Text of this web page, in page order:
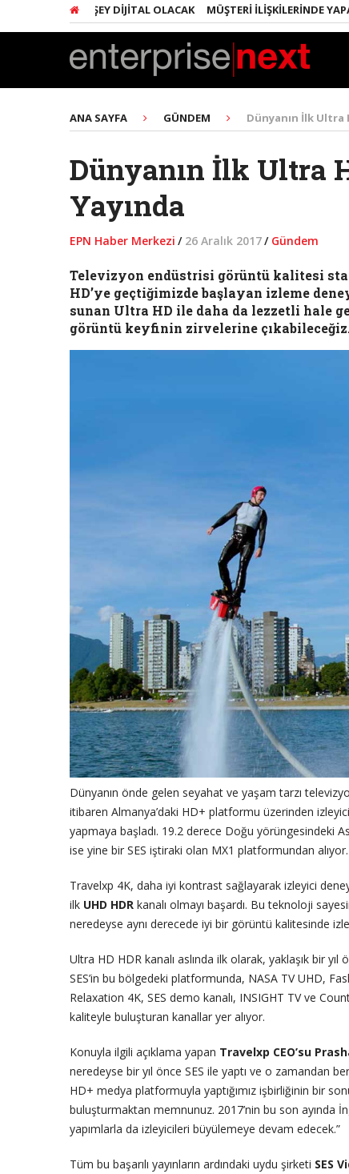
HER ŞEY DIJITAL OLACAK MÜŞTERI İLIŞKILERINDE YAPAY
ANA SAYFA GÜNDEM Dünyanın İlk Ultra
Dünyanın İlk Ultra
Yayında
EPN Haber Merkezi / 26 Aralık 2017/ Gündem
Televizyon endüstrisi görüntü kalitesi
HD’ye geçtiğimizde başlayan izleme
sunan Ultra HD ile daha da lezzetli hale
görüntü keyfinin zirvelerine
Dünyanın önde gelen seyahat ve yaşam tarzı
itibaren Almanya’daki HD+ platformu üzerinden
yapmaya başladı. 19.2 derece Doğu yörüngesindeki
ise yine bir SES iştiraki olan MX1 platformundan alıyor.
Travelxp 4K, daha iyi kontrast sağlayarak izleyici
ilk UHD HDR kanalı olmayı başardı. Bu teknoloji
neredeyse aynı derecede iyi bir görüntü kalitesinde
Ultra HD HDR kanalı aslında ilk olarak, yaklaşık bir yıl
SES’in bu bölgedeki platformunda, NASA TV UHD,
Relaxation 4K, SES demo kanalı, INSIGHT TV ve
kaliteyle buluşturan kanallar yer alıyor.
Konuyla ilgili açıklama yapan Travelxp CEO’su
neredeyse bir yıl önce SES ile yaptı ve o zamandan
HD+ medya platformuyla yaptığımız işbirliğinin bir
buluşturmaktan memnunuz. 2017’nin bu son ayında
yapımlarla da izleyicileri büyülemeye devam edecek.”
Tüm bu başarılı yayınların ardındaki uydu şirketi SES